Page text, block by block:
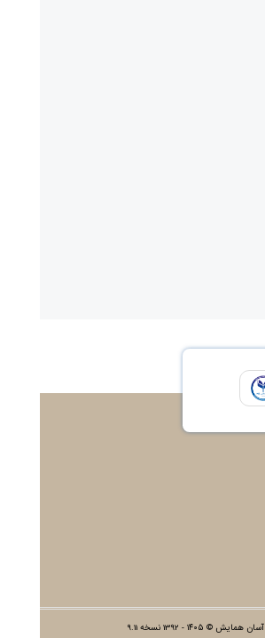
آسان همایش © ۱۴۰۵ - 1392 نسخه 9.11